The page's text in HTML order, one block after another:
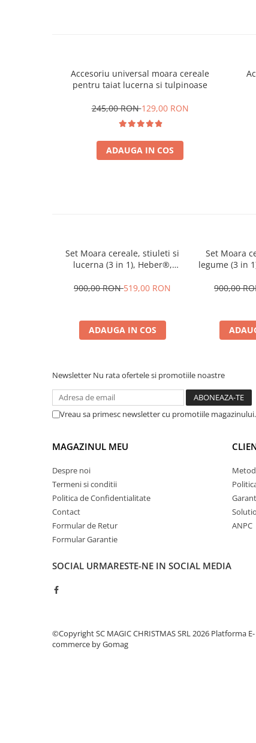
Accesoriu universal moara cereale
pentru taiat lucerna si tulpinoase
245,00 RON129,00 RON
ADAUGA IN COS
Set Moara cereale, stiuleti si
lucerna (3 in 1), Heber®,
metal
900,00 RON519,00 RON
ADAUGA IN COS
Set Moara
legume (3 in
900,00
Newsletter Nu rata ofertele si promotiile noastre
Vreau sa primesc newsletter cu promotiile
MAGAZINUL MEU
Despre noi
Termeni si conditii
Politica de Confidentialitate
Contact
Formular de Retur
Formular Garantie
ANPC
SOCIAL URMARESTE-NE IN SOCIAL MEDIA
©Copyright SC MAGIC CHRISTMAS SRL 2026 Platforma E-
commerce by Gomag